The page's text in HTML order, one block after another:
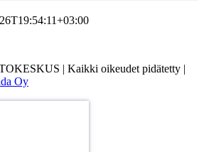
| Kaikki oikeudet pidätetty |
Oy